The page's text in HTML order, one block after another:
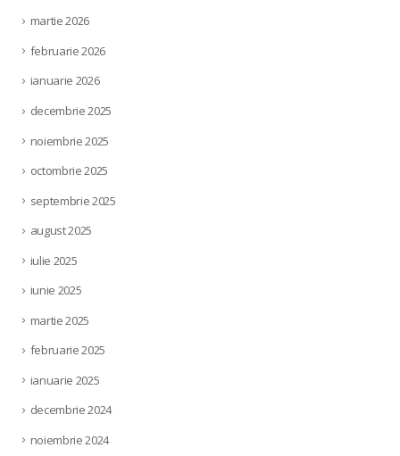
martie 2026
februarie 2026
ianuarie 2026
decembrie 2025
noiembrie 2025
octombrie 2025
septembrie 2025
august 2025
iulie 2025
iunie 2025
martie 2025
februarie 2025
ianuarie 2025
decembrie 2024
noiembrie 2024